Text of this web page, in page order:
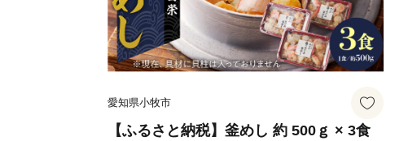
愛知県小牧市
【ふるさと納税】釜めし 約 500ｇ × 3食